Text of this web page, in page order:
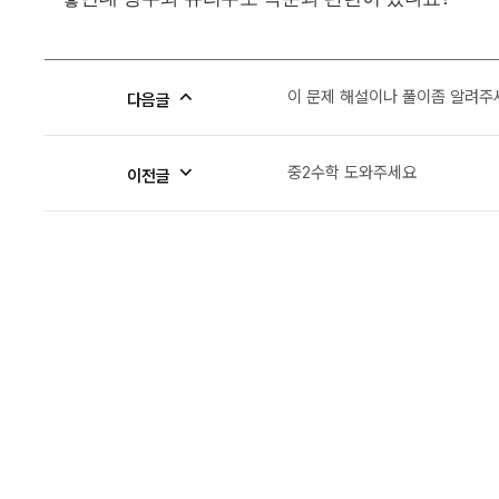
다음글 이 문제 해설이나 풀이좀 알려주
이전글 중2수학 도와주세요